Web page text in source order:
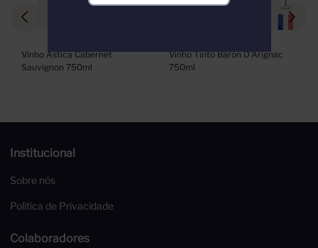
Vinho Astica Cabernet
Sauvignon 750ml
Vinho Tinto Baron D’Arignac
750ml
Institucional
Sobre nós
Política de Privacidade
Colaboradores